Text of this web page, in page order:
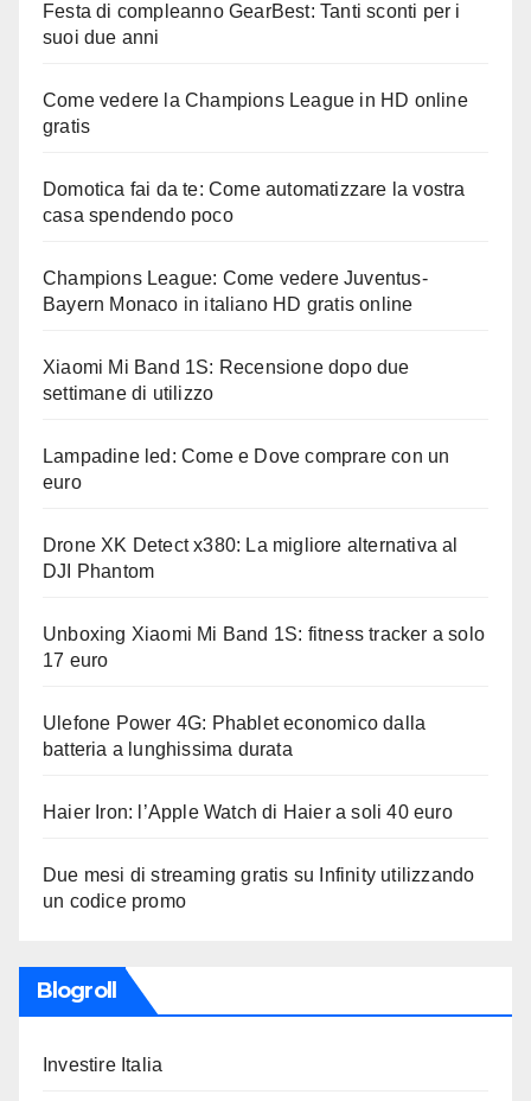
Festa di compleanno GearBest: Tanti sconti per i
suoi due anni
Come vedere la Champions League in HD online
gratis
Domotica fai da te: Come automatizzare la vostra
casa spendendo poco
Champions League: Come vedere Juventus-
Bayern Monaco in italiano HD gratis online
Xiaomi Mi Band 1S: Recensione dopo due
settimane di utilizzo
Lampadine led: Come e Dove comprare con un
euro
Drone XK Detect x380: La migliore alternativa al
DJI Phantom
Unboxing Xiaomi Mi Band 1S: fitness tracker a solo
17 euro
Ulefone Power 4G: Phablet economico dalla
batteria a lunghissima durata
Haier Iron: l’Apple Watch di Haier a soli 40 euro
Due mesi di streaming gratis su Infinity utilizzando
un codice promo
Blogroll
Investire Italia